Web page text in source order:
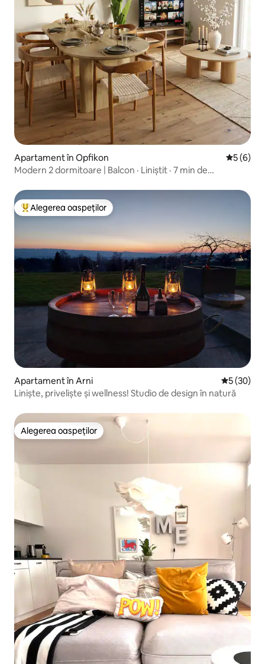
Apartament în Opfikon Scor
5 (6)
Modern 2 dormitoare | Balcon · Liniștit · 7 min de
Locuință din topul categoriei Alegerea oaspeților
Alegerea oaspeților
Apartament în Arni Scor
5 (30)
Liniște, priveliște și wellness! Studio de design în natură
Alegerea oaspeților
Alegerea oaspeților